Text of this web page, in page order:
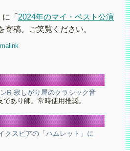
「 2024年のマイ・ベスト公演
寄稿。ご笑覧ください。
R 寂しがり屋のクラシック音
であり師。常時使用推奨。
クスピアの「ハムレット」に